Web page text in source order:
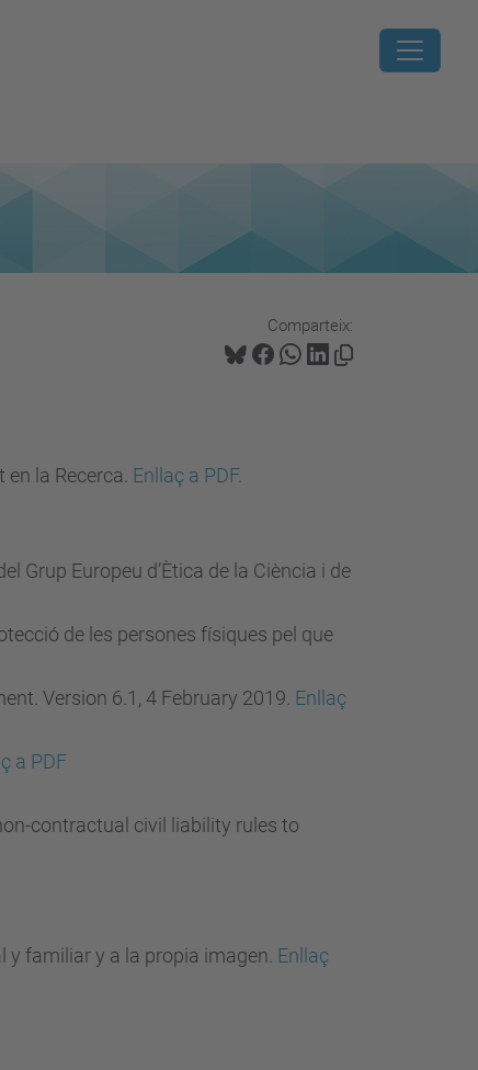
Comparteix:
la Recerca. Enllaç a PDF.
Grup Europeu d’Ètica de la Ciència i de
de les persones físiques pel que
Version 6.1, 4 February 2019. Enllaç
a PDF
contractual civil liability rules to
y familiar y a la propia imagen. Enllaç